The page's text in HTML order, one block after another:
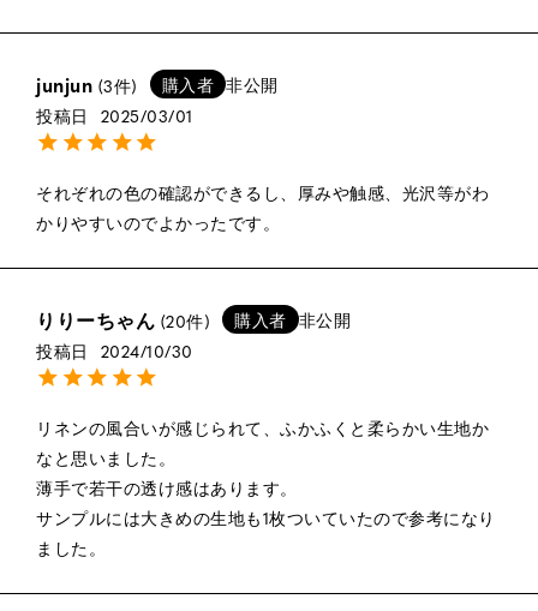
junjun 3 購入者 非公開
投稿日
2025/03/01
それぞれの色の確認ができるし、厚みや触感、光沢等がわ
りりーちゃん 20 購入者 非公開
投稿日
2024/10/30
リネンの風合いが感じられて、ふかふくと柔らかい生地か
なと思いました。
薄手で若干の透け感はあります。
サンプルには大きめの生地も1枚ついていたので参考になり
ました。